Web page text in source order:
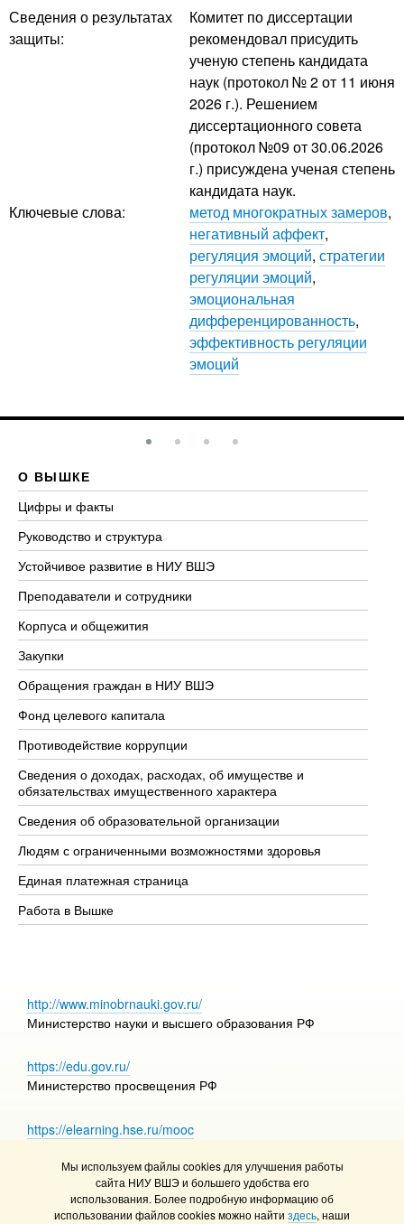
Мы используем файлы cookies для улучшения работы
сайта НИУ ВШЭ и большего удобства его
использования. Более подробную информацию об
использовании файлов cookies можно найти здесь, наши
Сведения о результатах
защиты:
Комитет по диссертации
рекомендовал присудить
ученую степень кандидата
наук (протокол № 2 от 11 июня
2026 г.). Решением
диссертационного совета
(протокол №09 от 30.06.2026
г.) присуждена ученая степень
кандидата наук.
Ключевые слова:
метод многократных замеров,
негативный аффект,
регуляция эмоций, стратегии
регуляции эмоций,
эмоциональная
дифференцированность,
эффективность регуляции
эмоций
О ВЫШКЕ
Цифры и факты
Руководство и структура
Устойчивое развитие в НИУ ВШЭ
Преподаватели и сотрудники
Корпуса и общежития
Закупки
Обращения граждан в НИУ ВШЭ
Фонд целевого капитала
Противодействие коррупции
Сведения о доходах, расходах, об имуществе и
обязательствах имущественного характера
Сведения об образовательной организации
Людям с ограниченными возможностями здоровья
Единая платежная страница
Работа в Вышке
http://www.minobrnauki.gov.ru/
Министерство науки и высшего образования РФ
https://edu.gov.ru/
Министерство просвещения РФ
https://elearning.hse.ru/mooc
© НИУ ВШЭ 1993–2026 Адреса и контакты